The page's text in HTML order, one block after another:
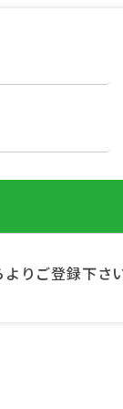
りご登録下さ